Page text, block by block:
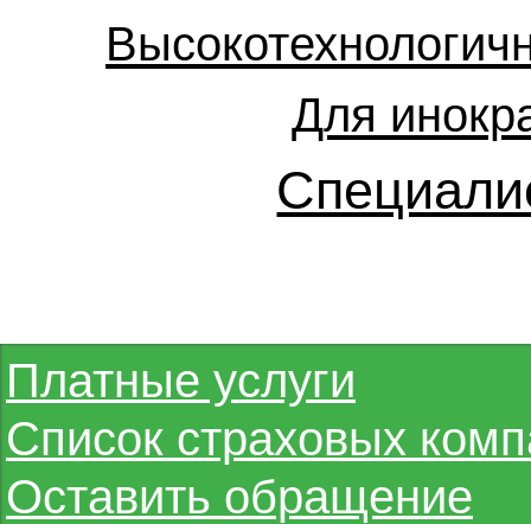
Для
Платные услуги
Список страховых
Оставить обращение